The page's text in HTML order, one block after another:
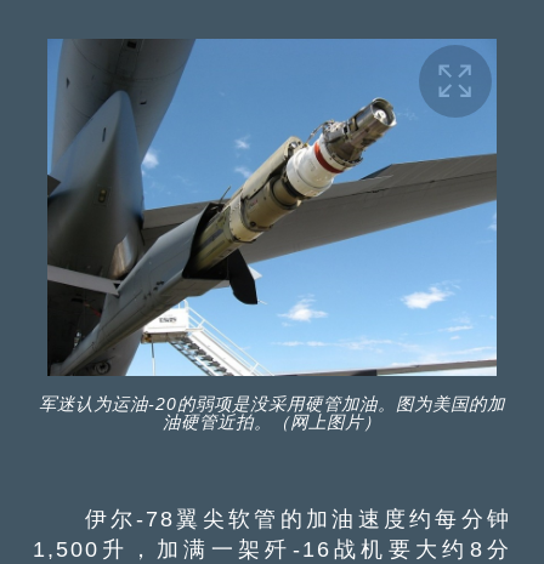
军迷认为运油-20的弱项是没采用硬管加油。图为美国的加
油硬管近拍。（网上图片）
伊尔-78翼尖软管的加油速度约每分钟
1,500升，加满一架歼-16战机要大约8分